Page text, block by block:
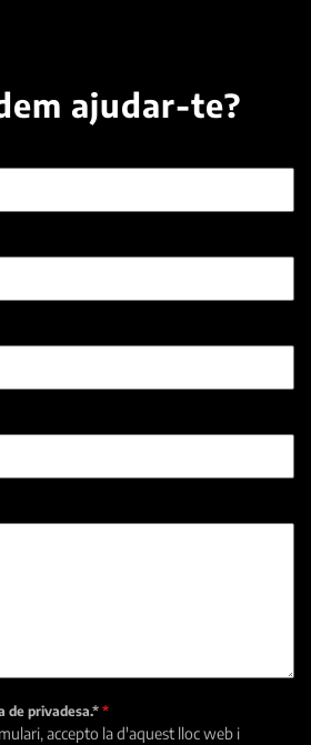
ajudar-te?
de privadesa.* *
accepto la d'aquest lloc web i